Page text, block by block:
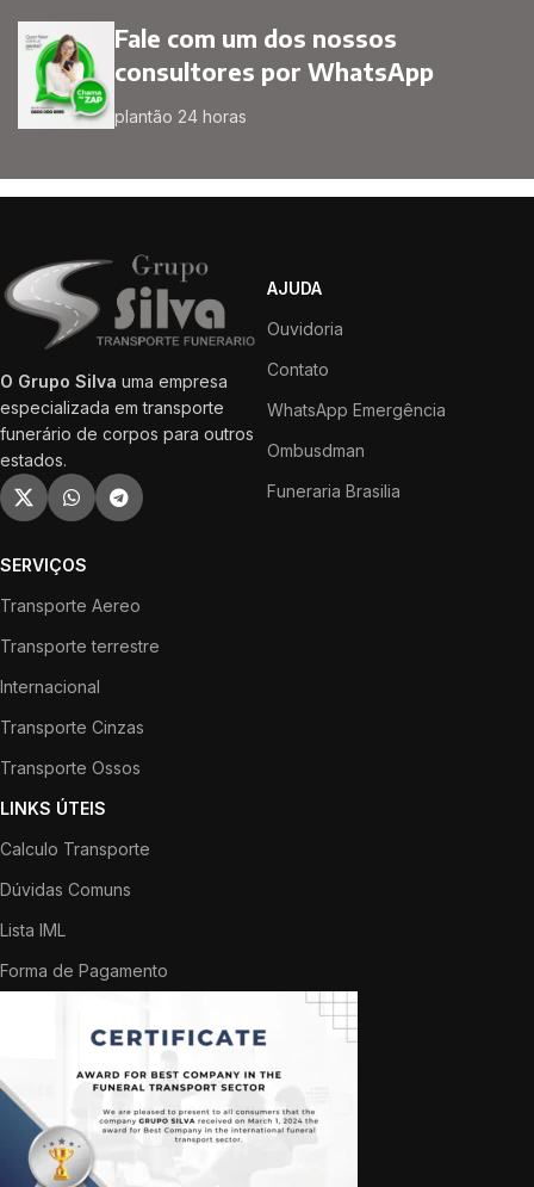
Fale com um dos nossos
consultores por WhatsApp
plantão 24 horas
O Grupo Silva uma empresa
especializada em transporte
funerário de corpos para outros
estados.
AJUDA
Ouvidoria
Contato
WhatsApp Emergência
Ombusdman
Funeraria Brasilia
SERVIÇOS
Transporte Aereo
Transporte terrestre
Internacional
Transporte Cinzas
Transporte Ossos
LINKS ÚTEIS
Calculo Transporte
Dúvidas Comuns
Lista IML
Forma de Pagamento